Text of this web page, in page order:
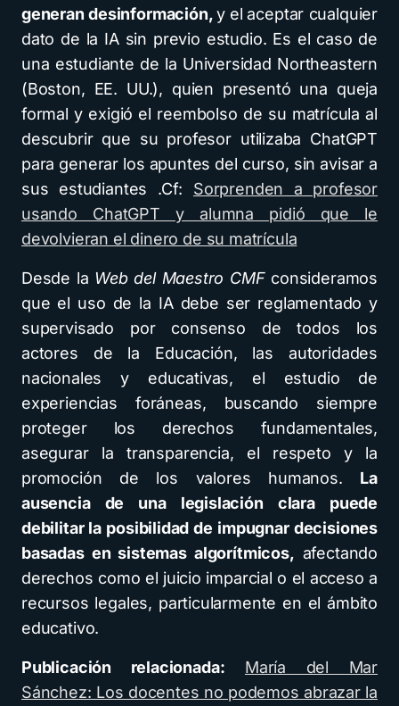
generan desinformación,y el aceptar cualquier
dato de la IA sin previo estudio. Es el caso de
una estudiante de la Universidad Northeastern
(Boston, EE. UU.), quien presentó una queja
formal y exigió el reembolso de su matrícula al
descubrir que su profesor utilizaba ChatGPT
para generar los apuntes del curso, sin avisar a
sus estudiantes .Cf: Sorprenden a profesor
usando ChatGPT y alumna pidió que le
devolvieran el dinero de su matrícula
Desde la Web del Maestro CMFconsideramos
que el uso de la IA debe ser reglamentado y
supervisado por consenso de todos los
actores de la Educación, las autoridades
nacionales y educativas, el estudio de
experiencias foráneas, buscando siempre
proteger los derechos fundamentales,
asegurar la transparencia, el respeto y la
promoción de los valores humanos. La
ausencia de una legislación clara puede
debilitar la posibilidad de impugnar decisiones
basadas en sistemas algorítmicos, afectando
derechos como el juicio imparcial o el acceso a
recursos legales, particularmente en el ámbito
educativo.
Publicación relacionada:
María del Mar
Sánchez: Los docentes no podemos abrazar la